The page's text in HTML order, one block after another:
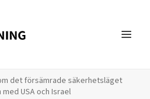
det försämrade säkerhetsläget
USA och Israel